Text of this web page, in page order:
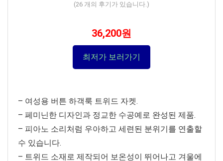
(26 개의 후기가 있습니다.)
36,200원
최저가 보러가기
– 여성용 버튼 하객룩 트위드 자켓.
– 페미닌한 디자인과 정교한 수공예로 완성된 제품.
– 피아노 소리처럼 우아하고 세련된 분위기를 연출할
수 있습니다.
– 트위드 소재로 제작되어 보온성이 뛰어나고 겨울에